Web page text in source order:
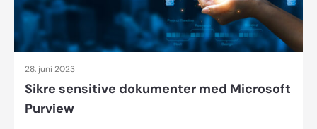
28. juni 2023
Sikre sensitive dokumenter med Microsoft
Purview